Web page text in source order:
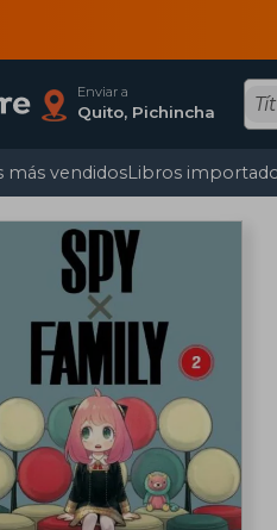
Enviar a
Quito, Pichincha
más vendidosLibros